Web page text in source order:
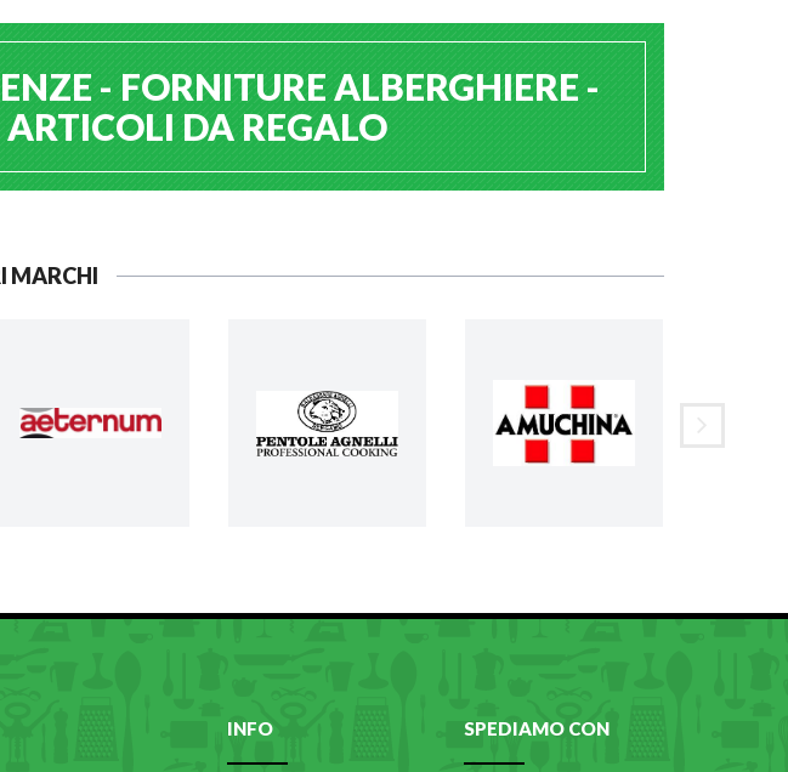
- FORNITURE ALBERGHIERE -
DA REGALO
MARCHI
INFO SPEDIAMO CON